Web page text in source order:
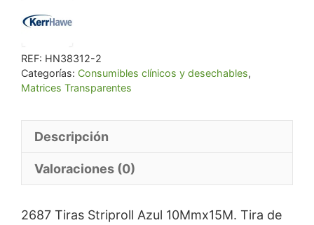
cantidad
REF: HN38312-2
Categorías: Consumibles clínicos y desechables,
Matrices Transparentes
Descripción
Valoraciones (0)
2687 Tiras Striproll Azul 10Mmx15M. Tira de